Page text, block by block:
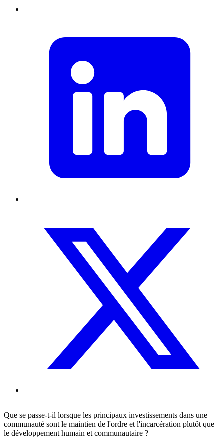
Que se passe-t-il lorsque les principaux investissements dans une
communauté sont le maintien de l'ordre et l'incarcération plutôt que
le développement humain et communautaire ?